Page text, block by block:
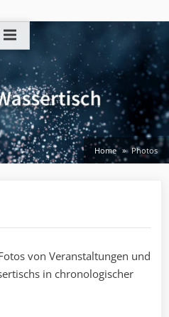
Home Photos
von Veranstaltungen und
in chronologischer